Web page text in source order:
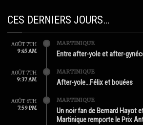
CES DERNIERS JOURS…
AOÛT 7TH
9:45 AM
MARTINIQUE
Entre after-yole et after-
AOÛT 7TH
9:37 AM
MARTINIQUE
After-yole…Félix et bouées
AOÛT 6TH
7:59 PM
MARTINIQUE
Un noir fan de Bernard Hayot
Martinique remporte le Prix